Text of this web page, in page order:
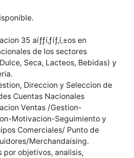
35 aíƒƒí‚ƒíƒ‚í‚±os en
de los sectores
Seca, Lacteos, Bebidas) y
Direccion y Seleccion de
Cuentas Nacionales
Ventas /Gestion-
Motivacion-Seguimiento y
Comerciales/ Punto de
Merchandaising.
por objetivos, analisis,